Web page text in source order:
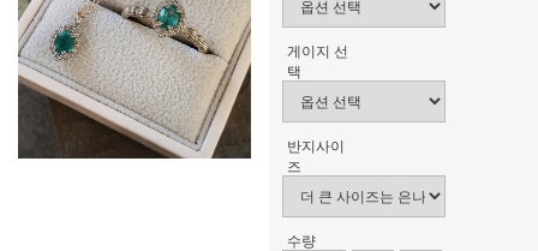
게이지 선
택
반지사이
즈
수량